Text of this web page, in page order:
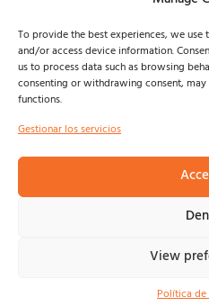
To provide the best experiences, we
and/or access device information.
us to process data such as browsing
consenting or withdrawing consent,
functions.
Gestionar los servicios
View
Política
IMPOSIBLE
ESTE AGOSTO, LA MÚSICA
HOGAR: ALMAGRO...
Isma Defernagosto 6, 2026
POLÍTICA DE